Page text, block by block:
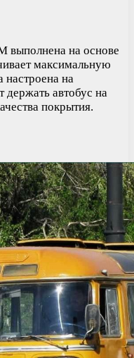
выполнена на основе
максимальную
настроена на
держать автобус на
покрытия.